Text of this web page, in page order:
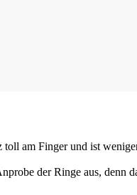
am Finger und ist
der Ringe aus,